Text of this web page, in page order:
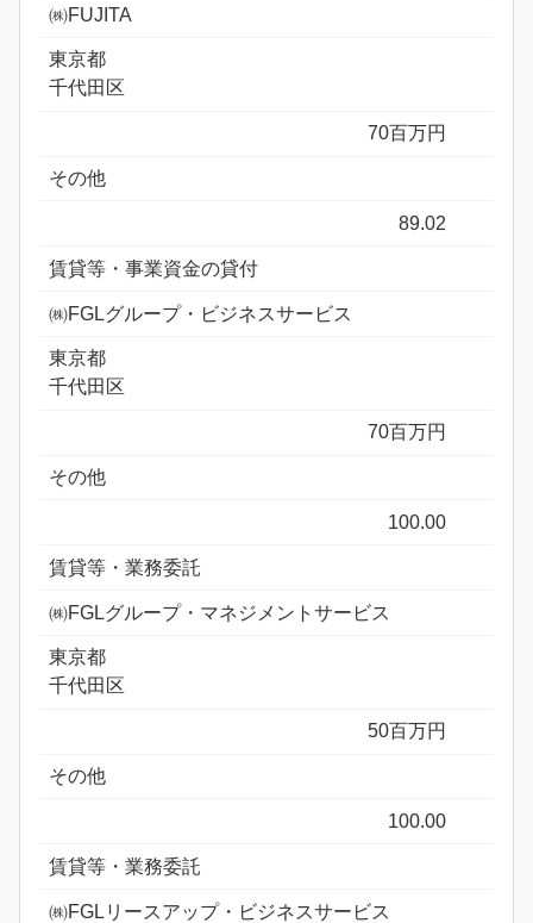
㈱FUJITA
東京都
千代田区
70百万円
その他
89.02
賃貸等・事業資金の貸付
㈱FGLグループ・ビジネスサービス
東京都
千代田区
70百万円
その他
100.00
賃貸等・業務委託
㈱FGLグループ・マネジメントサービス
東京都
千代田区
50百万円
その他
100.00
賃貸等・業務委託
㈱FGLリースアップ・ビジネスサービス